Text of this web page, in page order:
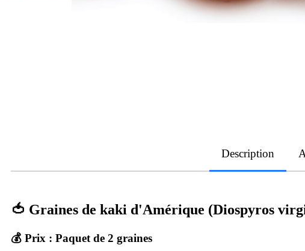
Description
🍅 Graines de kaki d'Amérique (Diospyros
💰 Prix : Paquet de 2 graines